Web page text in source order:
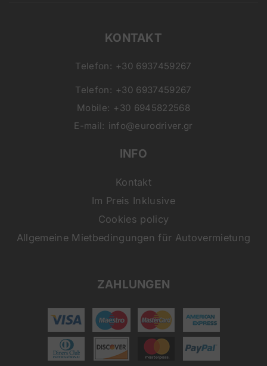
KONTAKT
Telefon: +30 6937459267
Telefon: +30 6937459267
Mobile: +30 6945822568
E-mail: info@eurodriver.gr
INFO
Kontakt
Im Preis Inklusive
Cookies policy
Allgemeine Mietbedingungen für Autovermietung
ZAHLUNGEN